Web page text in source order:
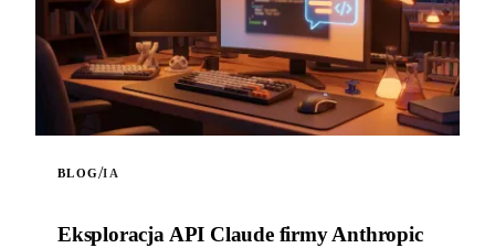
BLOG/IA
Eksploracja API Claude firmy Anthropic